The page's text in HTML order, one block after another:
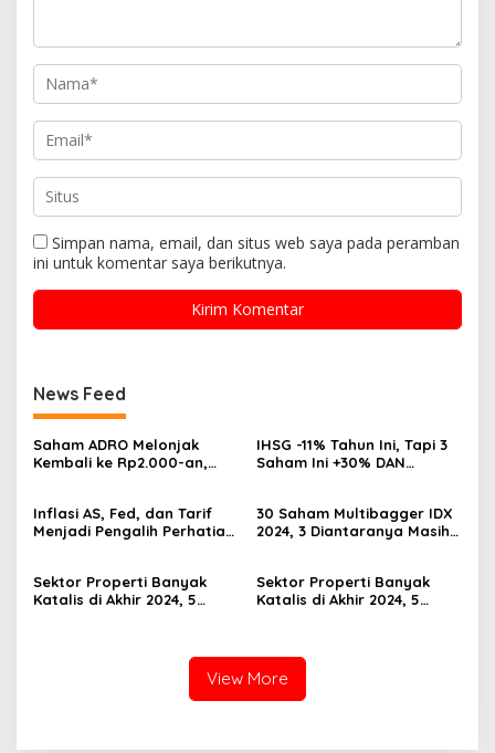
Simpan nama, email, dan situs web saya pada peramban
ini untuk komentar saya berikutnya.
News Feed
Saham ADRO Melonjak
Kembali ke Rp2.000-an,
IHSG -11% Tahun Ini, Tapi 3
Saham Ini +30% DAN
Inflasi AS, Fed, dan Tarif
Menjadi Pengalih Perhatian
30 Saham Multibagger IDX
2024, 3 Diantaranya Masih
Sektor Properti Banyak
Katalis di Akhir 2024, 5
Sektor Properti Banyak
Katalis di Akhir 2024, 5
View More